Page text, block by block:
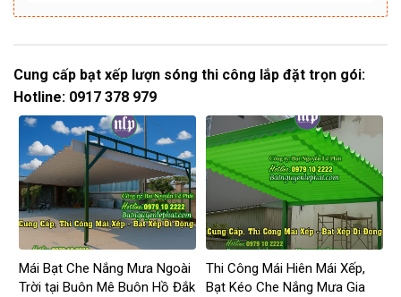
Cung cấp bạt xếp lượn sóng thi công lắp đặt trọn gói:
Hotline: 0917 378 979
Mái Bạt Che Nắng Mưa Ngoài
Trời tại Buôn Mê Buôn Hồ Đắk
Thi Công Mái Hiên Mái Xếp,
Bạt Kéo Che Nắng Mưa Gia